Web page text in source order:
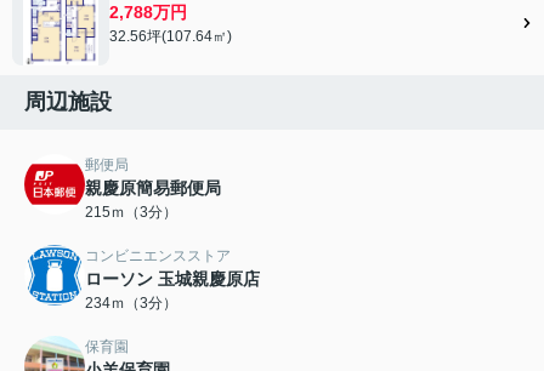
2,788万円
32.56坪(107.64㎡)
周辺施設
郵便局
親慶原簡易郵便局
215ｍ（3分）
コンビニエンスストア
ローソン 玉城親慶原店
234ｍ（3分）
保育園